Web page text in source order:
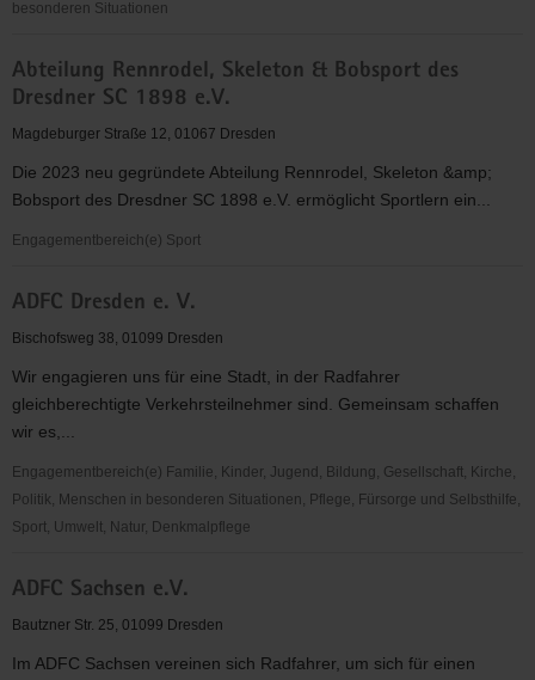
besonderen Situationen
-
Alphabetisierung,
Bildung,
in
Dresden
e.V.
Abteilung Rennrodel, Skeleton & Bobsport des
Dresdner SC 1898 e.V.
Magdeburger Straße 12, 01067 Dresden
Die 2023 neu gegründete Abteilung Rennrodel, Skeleton &amp;
Bobsport des Dresdner SC 1898 e.V. ermöglicht Sportlern ein...
Engagementbereich(e) Sport
Rennrodel,
Skeleton
Bobsport
des
Dresdner
SC
1898
e.V.
ADFC Dresden e. V.
Bischofsweg 38, 01099 Dresden
Wir engagieren uns für eine Stadt, in der Radfahrer
gleichberechtigte Verkehrsteilnehmer sind. Gemeinsam schaffen
wir es,...
Engagementbereich(e) Familie, Kinder, Jugend, Bildung, Gesellschaft, Kirche,
Politik, Menschen in besonderen Situationen, Pflege, Fürsorge und Selbsthilfe,
Sport, Umwelt, Natur, Denkmalpflege
Dresden
e.
ADFC Sachsen e.V.
Bautzner Str. 25, 01099 Dresden
Im ADFC Sachsen vereinen sich Radfahrer, um sich für einen